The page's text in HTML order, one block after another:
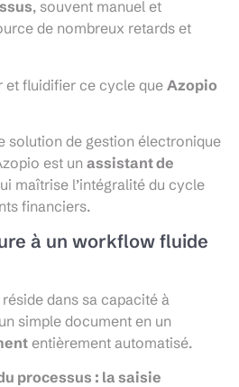
, souvent manuel et
de nombreux retards et
et fluidifier ce cycle queAzopio
solution de gestion électronique
est un assistant de
maîtrise l’intégralité du cycle
financiers.
à un workflow fluide
réside dans sa capacité à
simple document en un
entièrement automatisé.
processus : la saisie